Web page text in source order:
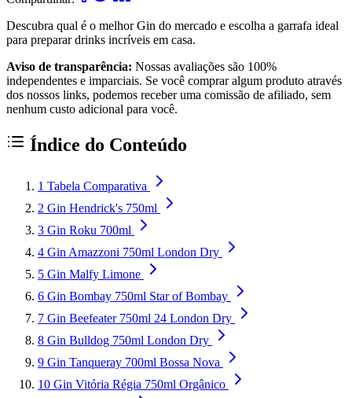
Descubra qual é o melhor Gin do mercado e escolha a garrafa ideal
para preparar drinks incríveis em casa.
Aviso de transparência: Nossas avaliações são 100%
independentes e imparciais. Se você comprar algum produto através
dos nossos links, podemos receber uma comissão de afiliado, sem
nenhum custo adicional para você.
Índice do Conteúdo
1 Tabela Comparativa
2 Gin Hendrick's 750ml
3 Gin Roku 700ml
4 Gin Amazzoni 750ml London Dry
5 Gin Malfy Limone
6 Gin Bombay 750ml Star of Bombay
7 Gin Beefeater 750ml 24 London Dry
8 Gin Bulldog 750ml London Dry
9 Gin Tanqueray 700ml Bossa Nova
10 Gin Vitória Régia 750ml Orgânico